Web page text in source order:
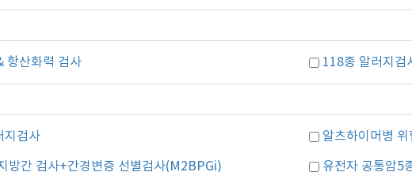
항산화력 검사 118종 알러지검
지검사 알츠하이머병
방간 검사+간경변증 선별검사(M2BPGi) 유전자 공통암5